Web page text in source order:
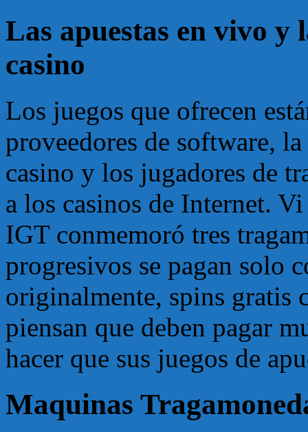
Las apuestas en vivo y
casino
Los juegos que ofrecen
proveedores de software,
casino y los jugadores de
a los casinos de Internet.
IGT conmemoró tres
progresivos se pagan solo
originalmente, spins gratis
piensan que deben pagar
hacer que sus juegos de
Maquinas